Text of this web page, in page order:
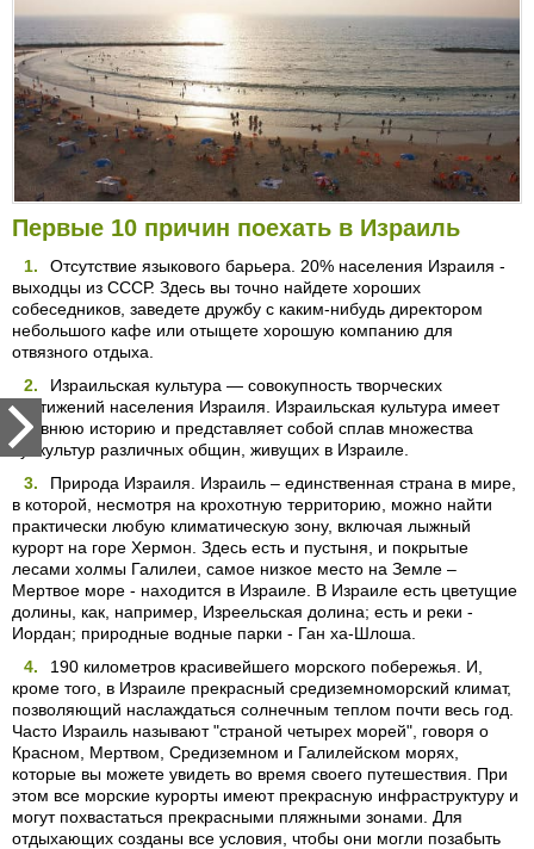
Первые 10 причин поехать в Израиль
Отсутствие языкового барьера. 20% населения Израиля -
выходцы из СССР. Здесь вы точно найдете хороших
собеседников, заведете дружбу с каким-нибудь директором
небольшого кафе или отыщете хорошую компанию для
отвязного отдыха.
Израильская культура — совокупность творческих
достижений населения Израиля. Израильская культура имеет
древнюю историю и представляет собой сплав множества
субкультур различных общин, живущих в Израиле.
Природа Израиля. Израиль – единственная страна в мире,
в которой, несмотря на крохотную территорию, можно найти
практически любую климатическую зону, включая лыжный
курорт на горе Хермон. Здесь есть и пустыня, и покрытые
лесами холмы Галилеи, самое низкое место на Земле –
Мертвое море - находится в Израиле. В Израиле есть цветущие
долины, как, например, Изреельская долина; есть и реки -
Иордан; природные водные парки - Ган ха-Шлоша.
190 километров красивейшего морского побережья. И,
кроме того, в Израиле прекрасный средиземноморский климат,
позволяющий наслаждаться солнечным теплом почти весь год.
Часто Израиль называют "страной четырех морей", говоря о
Красном, Мертвом, Средиземном и Галилейском морях,
которые вы можете увидеть во время своего путешествия. При
этом все морские курорты имеют прекрасную инфраструктуру и
могут похвастаться прекрасными пляжными зонами. Для
отдыхающих созданы все условия, чтобы они могли позабыть